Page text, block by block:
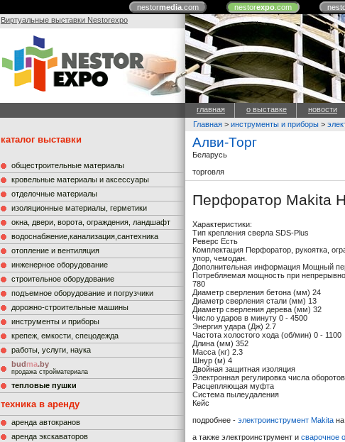
nestormedia.com nestorexpo.com
Виртуальные выставки Nestorexpo
главная о выставке новости
каталог выставки
общестроительные материалы
кровельные материалы и аксессуары
отделочные материалы
изоляционные материалы, герметики
окна, двери, ворота, ограждения, ландшафт
водоснабжение,канализация,сантехника
отопление и вентиляция
инженерное оборудование
строительное оборудование
подъемное оборудование и погрузчики
дорожно-строительные машины
инструменты и приборы
крепеж, емкости, спецодежда
работы, услуги, наука
budma.by
продажа стройматериала
тепловые пушки
техника в аренду
аренда автокранов
аренда экскаваторов
Главная > инструменты и приборы >
Алви-Торг
Беларусь
торговля
Перфоратор Makita
Характеристики:
Тип крепления сверла SDS-Plus
Реверс Есть
Комплектация Перфоратор, рукоятка,
упор, чемодан.
Дополнительная информация Мощный
Потребляемая мощность при
780
Диаметр сверления бетона (мм) 24
Диаметр сверления стали (мм) 13
Диаметр сверления дерева (мм) 32
Число ударов в минуту 0 - 4500
Энергия удара (Дж) 2.7
Частота холостого хода (об/мин) 0 - 1100
Длина (мм) 352
Масса (кг) 2.3
Шнур (м) 4
Двойная защитная изоляция
Электронная регулировка числа оборотов
Расцепляющая муфта
Система пылеудаления
Кейс
подробнее - электроинструмент Makita
а также электроинструмент и сварочное